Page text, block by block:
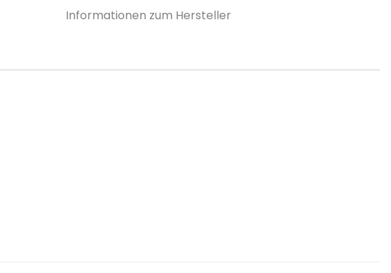
Informationen zum Hersteller